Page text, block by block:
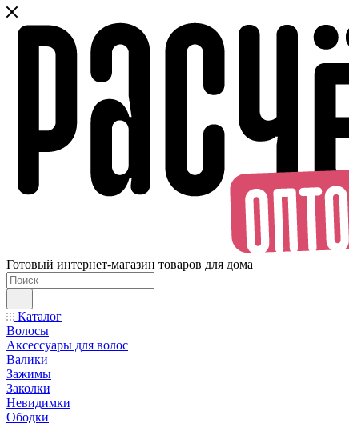
Готовый интернет-магазин товаров для дома
Каталог
Волосы
Аксессуары для волос
Валики
Зажимы
Заколки
Невидимки
Ободки